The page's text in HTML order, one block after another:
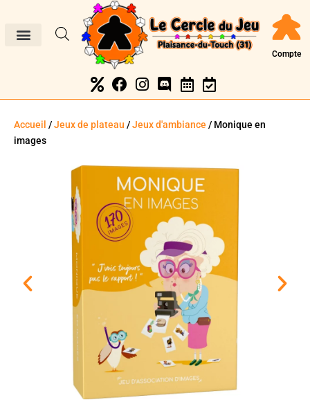
Compte
Accueil /Jeux de plateau /Jeux d'ambiance / Monique en
images